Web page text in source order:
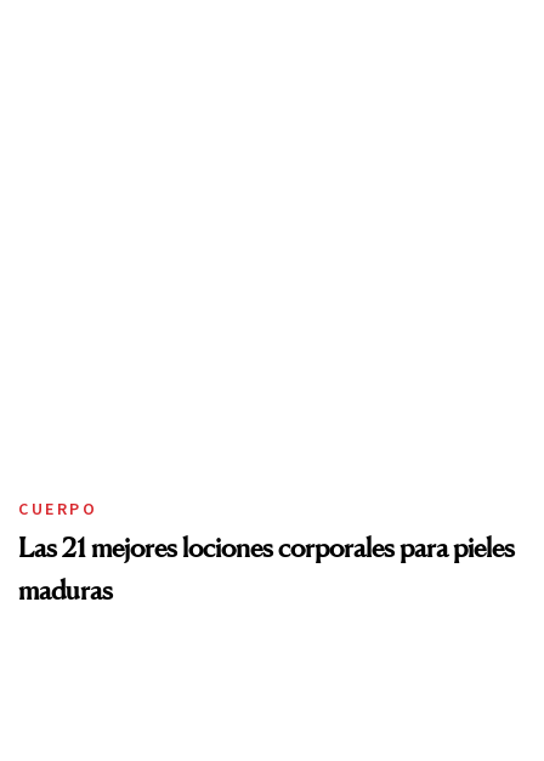
CUERPO
Las 21 mejores lociones corporales para pieles
maduras